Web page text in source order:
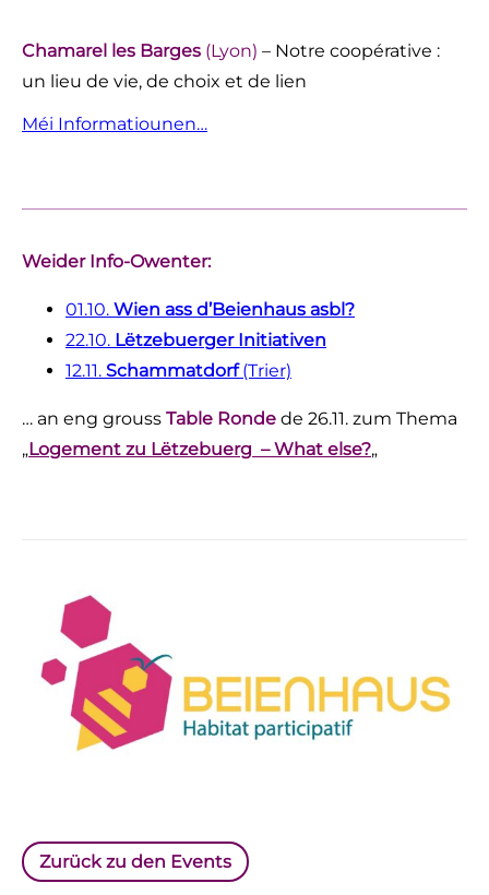
Chamarel les Barges (Lyon) – Notre coopérative :
un lieu de vie, de choix et de lien
Méi Informatiounen…
Weider Info-Owenter:
01.10. Wien ass d’Beienhaus asbl?
22.10. Lëtzebuerger Initiativen
12.11. Schammatdorf(Trier)
… an eng grouss Table Ronde de 26.11. zum Thema
„Logement zu Lëtzebuerg – What else?„
Zurück zu den Events